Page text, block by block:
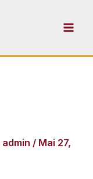
admin / Mai 27,